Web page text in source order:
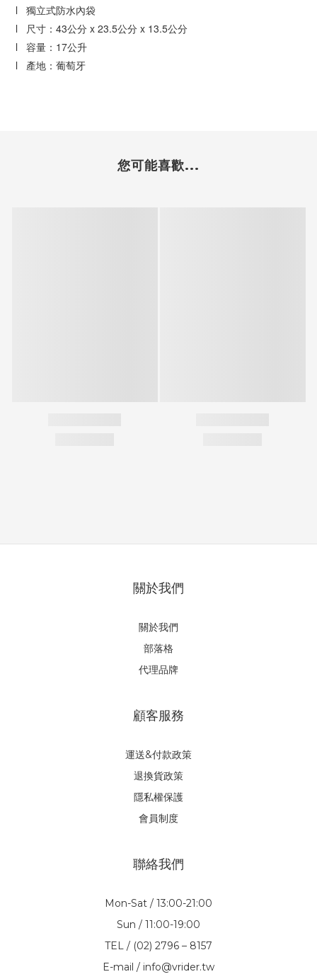
l 獨立式防水內袋
l 尺寸：43公分 x 23.5公分 x 13.5公分
l 容量：17公升
l 產地：葡萄牙
您可能喜歡...
關於我們
關於我們
部落格
代理品牌
顧客服務
運送&付款政策
退換貨政策
隱私權保護
會員制度
聯絡我們
Mon-Sat / 13:00-21:00
Sun / 11:00-19:00
TEL / (02) 2796 – 8157
E-mail / info@vrider.tw